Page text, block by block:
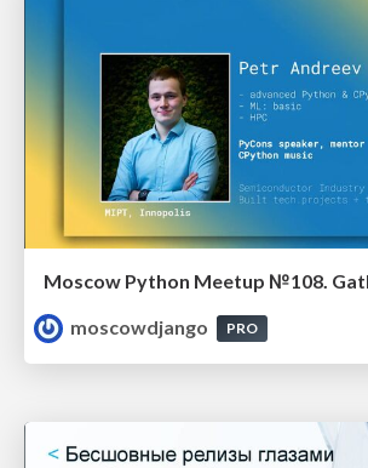
moscowdjango
PRO